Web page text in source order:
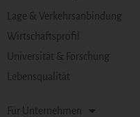
Lage & Verkehrsanbindung
Wirtschaftsprofil
Universität & Forschung
Lebensqualität
Für Unternehmen